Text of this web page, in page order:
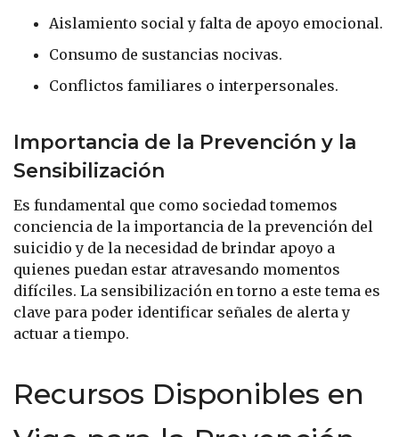
Aislamiento social y falta de apoyo emocional.
Consumo de sustancias nocivas.
Conflictos familiares o interpersonales.
Importancia de la Prevención y la
Sensibilización
Es fundamental que como sociedad tomemos
conciencia de la importancia de la prevención del
suicidio y de la necesidad de brindar apoyo a
quienes puedan estar atravesando momentos
difíciles. La sensibilización en torno a este tema es
clave para poder identificar señales de alerta y
actuar a tiempo.
Recursos Disponibles en